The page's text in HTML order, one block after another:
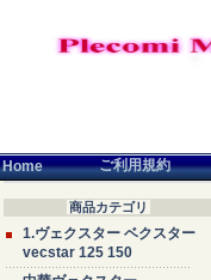
Home ご利用規約
商品カテゴリ
1.ヴェクスター ベクスター
vecstar 125 150